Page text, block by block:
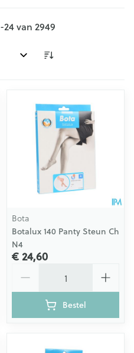
-24van 2949
Bota
Botalux 140 Panty Steun Ch
N4
€ 24,60
Bestel